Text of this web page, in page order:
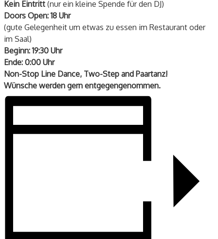
Kein Eintritt (nur ein kleine Spende für den DJ)
Doors Open: 18 Uhr
(gute Gelegenheit um etwas zu essen im Restaurant oder
im Saal)
Beginn: 19:30 Uhr
Ende: 0:00 Uhr
Non-Stop Line Dance, Two-Step and Paartanz!
Wünsche werden gern entgegengenommen.